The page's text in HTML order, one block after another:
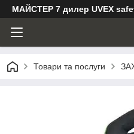
МАЙСТЕР 7 дилер UVEX
Товари та послуги